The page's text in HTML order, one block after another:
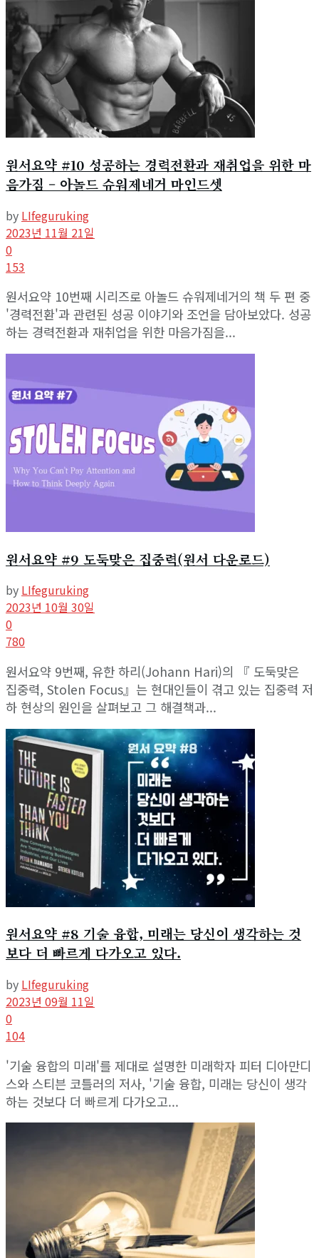
원서요약 #10 성공하는 경력전환과 재취업을 위한 마
음가짐 – 아놀드 슈워제네거 마인드셋
by LIfeguruking
2023년 11월 21일
0
153
원서요약 10번째 시리즈로 아놀드 슈워제네거의 책 두 편 중
'경력전환'과 관련된 성공 이야기와 조언을 담아보았다. 성공
하는 경력전환과 재취업을 위한 마음가짐을...
원서요약 #9 도둑맞은 집중력(원서 다운로드)
by LIfeguruking
2023년 10월 30일
0
780
원서요약 9번째, 유한 하리(Johann Hari)의 『 도둑맞은
집중력, Stolen Focus』는 현대인들이 겪고 있는 집중력 저
하 현상의 원인을 살펴보고 그 해결책과...
원서요약 #8 기술 융합, 미래는 당신이 생각하는 것
보다 더 빠르게 다가오고 있다.
by LIfeguruking
2023년 09월 11일
0
104
'기술 융합의 미래'를 제대로 설명한 미래학자 피터 디아만디
스와 스티븐 코틀러의 저사, '기술 융합, 미래는 당신이 생각
하는 것보다 더 빠르게 다가오고...